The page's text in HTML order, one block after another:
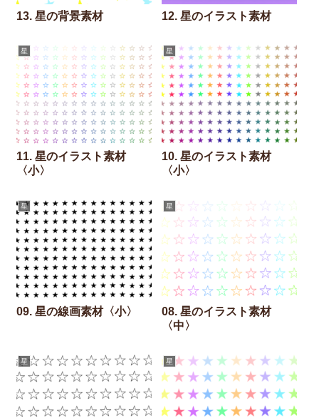
13. 星の背景素材 12. 星のイラスト素材
星
11. 星のイラスト素材
〈小〉
星
10. 星のイラスト素材
〈小〉
星
09. 星の線画素材〈小〉
星
08. 星のイラスト素材
〈中〉
星 星